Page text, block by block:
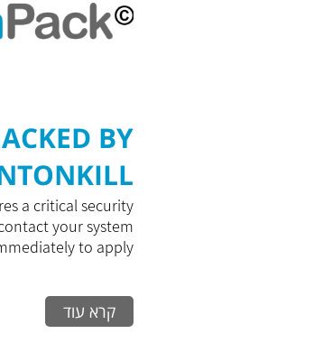
BY
a critical security
your system
to apply...
קרא עוד